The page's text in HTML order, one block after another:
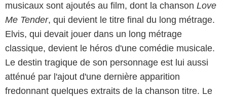
musicaux sont ajoutés au film, dont la chanson Love
Me Tender, qui devient le titre final du long métrage.
Elvis, qui devait jouer dans un long métrage
classique, devient le héros d'une comédie musicale.
Le destin tragique de son personnage est lui aussi
atténué par l'ajout d'une dernière apparition
fredonnant quelques extraits de la chanson titre. Le